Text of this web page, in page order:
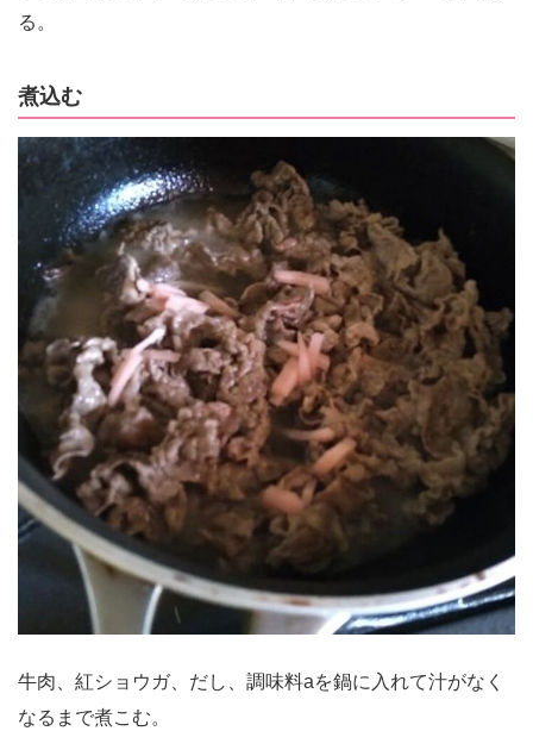
る。
煮込む
牛肉、紅ショウガ、だし、調味料aを鍋に入れて汁がなく
なるまで煮こむ。